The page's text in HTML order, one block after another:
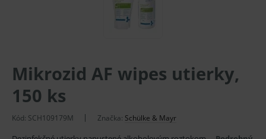
Mikrozid AF wipes utierky,
150 ks
Kód: SCH109179M Značka: Schülke & Mayr